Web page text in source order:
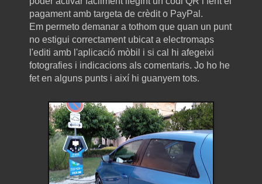
pagament amb targeta de crèdit o PayPal.
Em permeto demanar a tothom que quan un punt
no estigui correctament ubicat a electromaps
l'editi amb l'aplicació mòbil i si cal hi afegeixi
fotografies i indicacions als comentaris. Jo ho he
fet en alguns punts i així hi guanyem tots.